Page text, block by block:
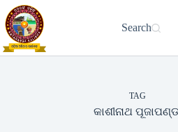
Skip
to
content
Search
TAG
କାଶୀନାଥ